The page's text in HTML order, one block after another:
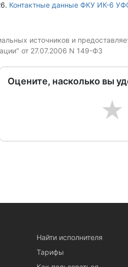
Контактные данные ФКУ ИК-6
источников и
от 27.07.2006 N 149-ФЗ
Оцените, насколько вы
1
Найти исполнителя
Тарифы